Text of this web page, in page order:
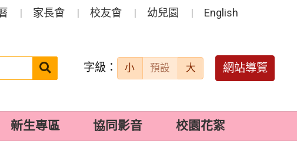
家長會 校友會 幼兒園 English
搜
送出 字級： 小 預設 大 網站導覽
新生專區 協同影音 校園花絮